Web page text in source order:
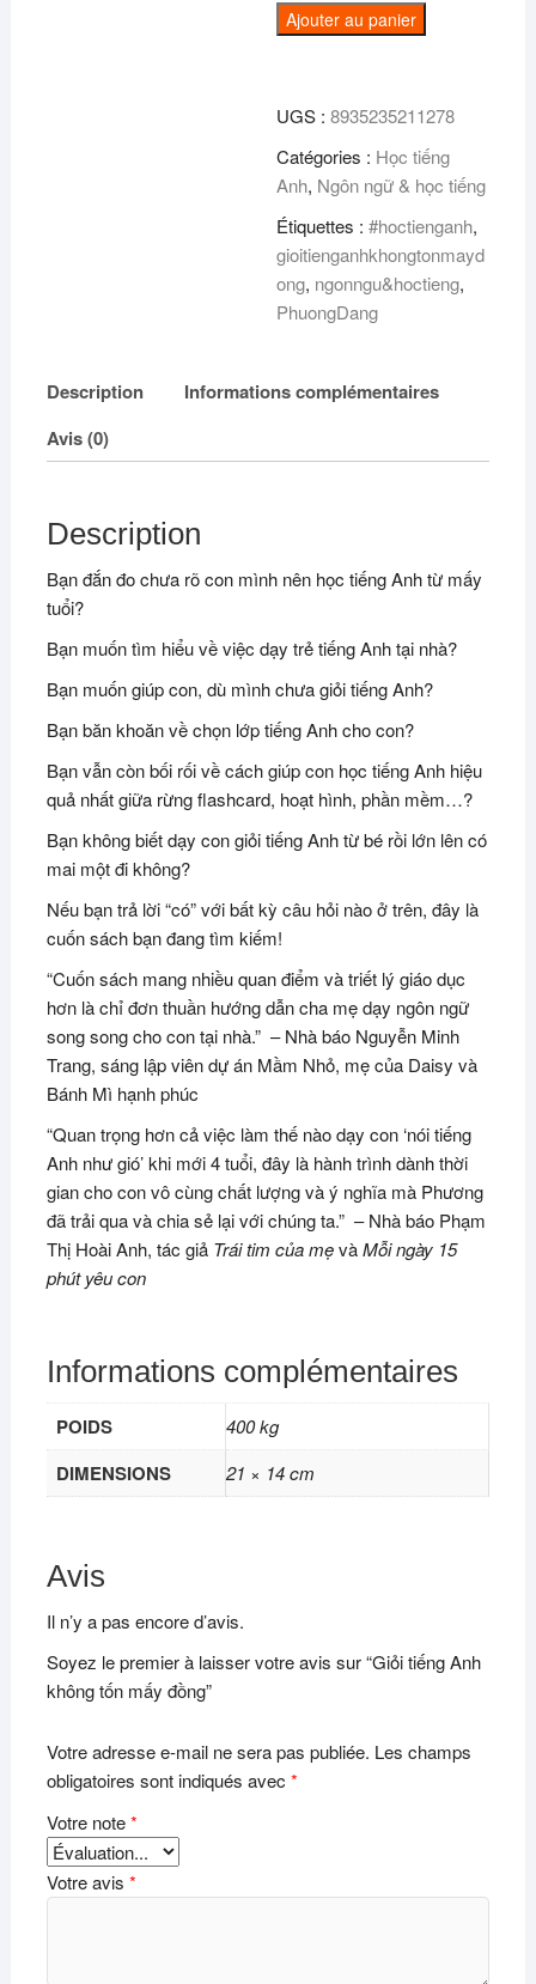
quantité
de
Anh
không
tốn
mấy
đồng
Ajouter au panier
UGS :8935235211278
Catégories : Học tiếng
Anh, Ngôn ngữ & học tiếng
Étiquettes :#hoctienganh,
gioitienganhkhongtonmayd
ong, ngonngu&hoctieng,
PhuongDang
Description
Informations complémentaires
Avis (0)
Description
Bạn đắn đo chưa rõ con mình nên học tiếng Anh từ mấy
tuổi?
Bạn muốn tìm hiểu về việc dạy trẻ tiếng Anh tại nhà?
Bạn muốn giúp con, dù mình chưa giỏi tiếng Anh?
Bạn băn khoăn về chọn lớp tiếng Anh cho con?
Bạn vẫn còn bối rối về cách giúp con học tiếng Anh hiệu
quả nhất giữa rừng flashcard, hoạt hình, phần mềm…?
Bạn không biết dạy con giỏi tiếng Anh từ bé rồi lớn lên có
mai một đi không?
Nếu bạn trả lời “có” với bất kỳ câu hỏi nào ở trên, đây là
cuốn sách bạn đang tìm kiếm!
“Cuốn sách mang nhiều quan điểm và triết lý giáo dục
hơn là chỉ đơn thuần hướng dẫn cha mẹ dạy ngôn ngữ
song song cho con tại nhà.” – Nhà báo Nguyễn Minh
Trang, sáng lập viên dự án Mầm Nhỏ, mẹ của Daisy và
Bánh Mì hạnh phúc
“Quan trọng hơn cả việc làm thế nào dạy con ‘nói tiếng
Anh như gió’ khi mới 4 tuổi, đây là hành trình dành thời
gian cho con vô cùng chất lượng và ý nghĩa mà Phương
đã trải qua và chia sẻ lại với chúng ta.” – Nhà báo Phạm
Thị Hoài Anh, tác giả Trái tim của mẹvàMỗi ngày 15
phút yêu con
Informations complémentaires
POIDS 400 kg
DIMENSIONS 21 × 14 cm
Avis
Il n’y a pas encore d’avis.
Soyez le premier à laisser votre avis sur “Giỏi tiếng Anh
không tốn mấy đồng”
Votre adresse e-mail ne sera pas publiée. Les champs
obligatoires sont indiqués avec *
Votre note*
Votre avis *